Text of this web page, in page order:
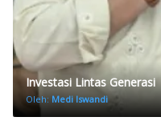
Investasi Lintas Generasi
Oleh: Medi Iswandi